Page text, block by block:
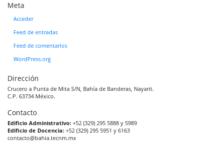
Meta
Acceder
Feed de entradas
Feed de comentarios
WordPress.org
Dirección
Crucero a Punta de Mita S/N, Bahía de Banderas, Nayarit.
C.P. 63734 México.
Contacto
Edificio Administrativo: +52 (329) 295 5888 y 5989
Edificio de Docencia: +52 (329) 295 5951 y 6163
contacto@bahia.tecnm.mx